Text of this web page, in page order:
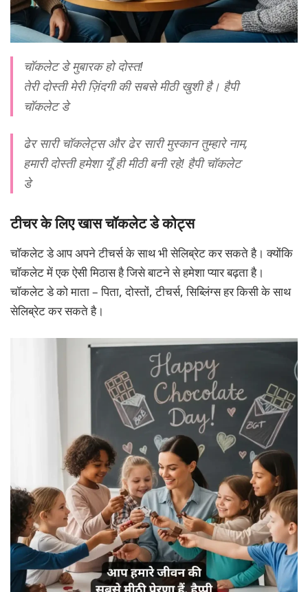
चॉकलेट डे मुबारक हो दोस्त!
तेरी दोस्ती मेरी ज़िंदगी की सबसे मीठी खुशी है। हैपी
चॉकलेट डे
ढेर सारी चॉकलेट्स और ढेर सारी मुस्कान तुम्हारे नाम,
हमारी दोस्ती हमेशा यूँ ही मीठी बनी रहे! हैपी चॉकलेट
डे
टीचर के लिए खास चॉकलेट डे कोट्स
चॉकलेट डे आप अपने टीचर्स के साथ भी सेलिब्रेट कर सकते है। क्योंकि
चॉकलेट में एक ऐसी मिठास है जिसे बाटने से हमेशा प्यार बढ़ता है।
चॉकलेट डे को माता – पिता, दोस्तों, टीचर्स, सिब्लिंग्स हर किसी के साथ
सेलिब्रेट कर सकते है।